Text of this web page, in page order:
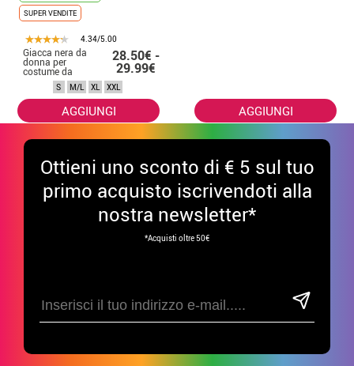
SUPER VENDITE
4.34/5.00
Giacca nera da
donna per
costume da
28.50€ -
29.99€
S M/L XL XXL
AGGIUNGI AGGIUNGI
Ottieni uno sconto di € 5 sul tuo
primo acquisto iscrivendoti alla
nostra newsletter*
*Acquisti oltre 50€